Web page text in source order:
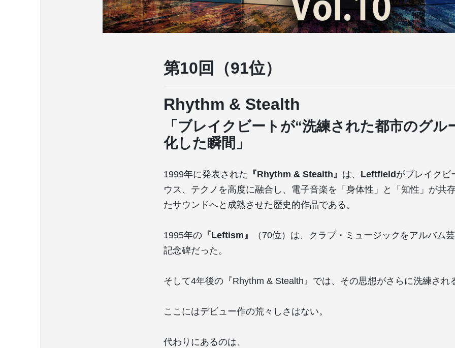
第10回（91位）
Rhythm & Stealth
「ブレイクビートが“洗練された都市のグル
化した瞬間」
1999年に発表された 『Rhythm & Stealth』 は、 Leftfield がブレイクビ
ウス、テクノを高度に融合し、電子音楽を「身体性」と「知性」が共
たサウンドへと成熟させた歴史的作品である。
1995年の 『Leftism』
（70位）は、クラブ・ミュージックをアルバム
記念碑だった。
そして4年後の『Rhythm & Stealth』では、その思想がさらに洗練され
ここにはデビュー作の荒々しさはない。
代わりにあるのは、